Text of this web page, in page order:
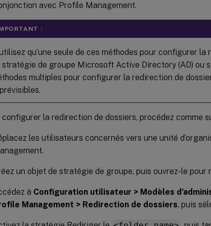
avec Profile Management.
:
qu’une seule de ces méthodes pour configurer
stratégie de groupe Microsoft Active Directory (AD) ou
multiples pour configurer la redirection de
configurer la redirection de dossiers, procédez comme
les utilisateurs concernés vers une unité
un objet de stratégie de groupe, puis ouvrez-le pour
à Configuration utilisateur > Modèles
Management > Redirection de dossiers, puis